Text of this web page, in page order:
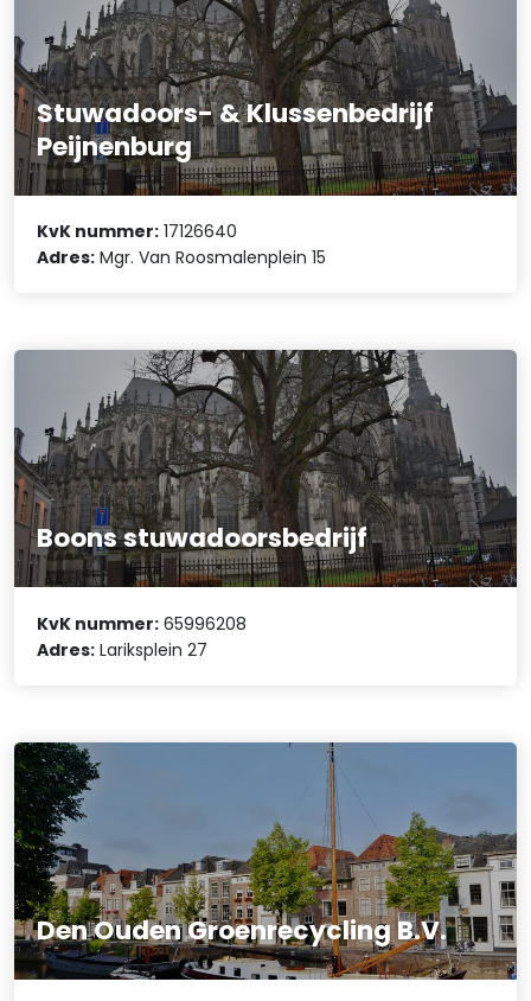
Stuwadoors- & Klussenbedrijf
Peijnenburg
KvK nummer: 17126640
Adres: Mgr. Van Roosmalenplein 15
Boons stuwadoorsbedrijf
KvK nummer: 65996208
Adres: Lariksplein 27
Den Ouden Groenrecycling B.V.